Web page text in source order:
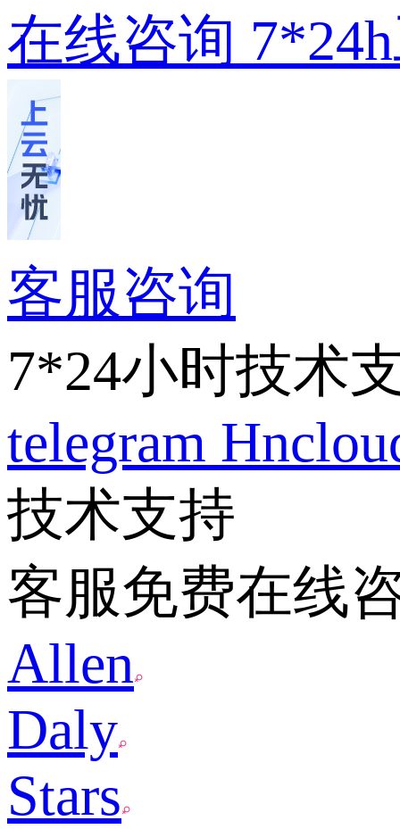
在线咨询
客服咨询
7*24小时技术
telegram
技术支持
客服免费在线
Allen
Daly
Stars